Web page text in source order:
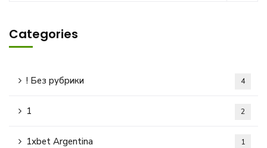
Categories
! Без рубрики 4
1 2
1xbet Argentina 1